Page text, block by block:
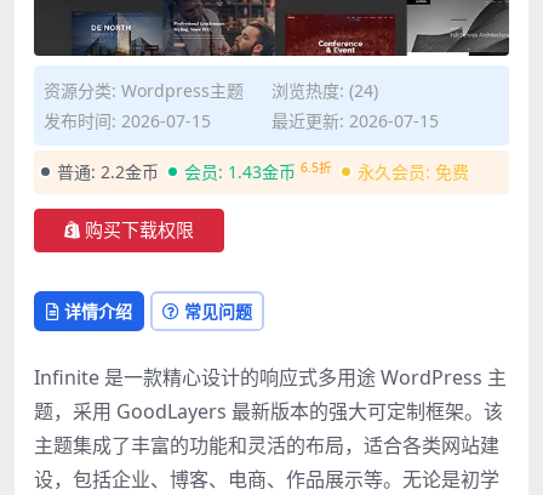
资源分类: Wordpress主题
浏览热度: (24)
发布时间: 2026-07-15
最近更新: 2026-07-15
普通: 2.2金币 会员: 1.43金币 6.5折 永久会员: 免费
购买下载权限
详情介绍 常见问题
Infinite 是一款精心设计的响应式多用途 WordPress 主
题，采用 GoodLayers 最新版本的强大可定制框架。该
主题集成了丰富的功能和灵活的布局，适合各类网站建
设，包括企业、博客、电商、作品展示等。无论是初学